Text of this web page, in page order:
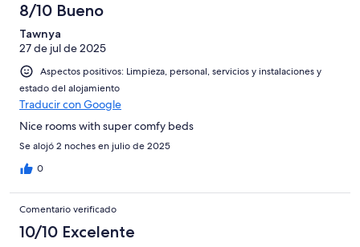
8/10 Bueno
Tawnya
27 de jul de 2025
Aspectos positivos: Limpieza, personal, servicios y instalaciones y
estado del alojamiento
Traducir con Google
Nice rooms with super comfy beds
Se alojó 2 noches en julio de 2025
0
Comentario verificado
10/10 Excelente